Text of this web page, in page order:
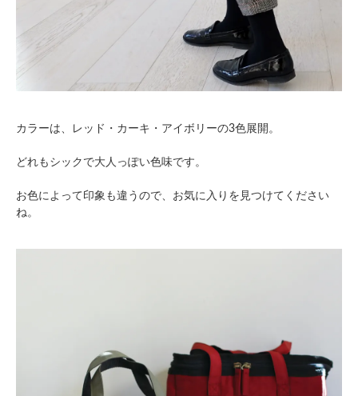
カラーは、レッド・カーキ・アイボリーの3色展開。
どれもシックで大人っぽい色味です。
お色によって印象も違うので、お気に入りを見つけてください
ね。